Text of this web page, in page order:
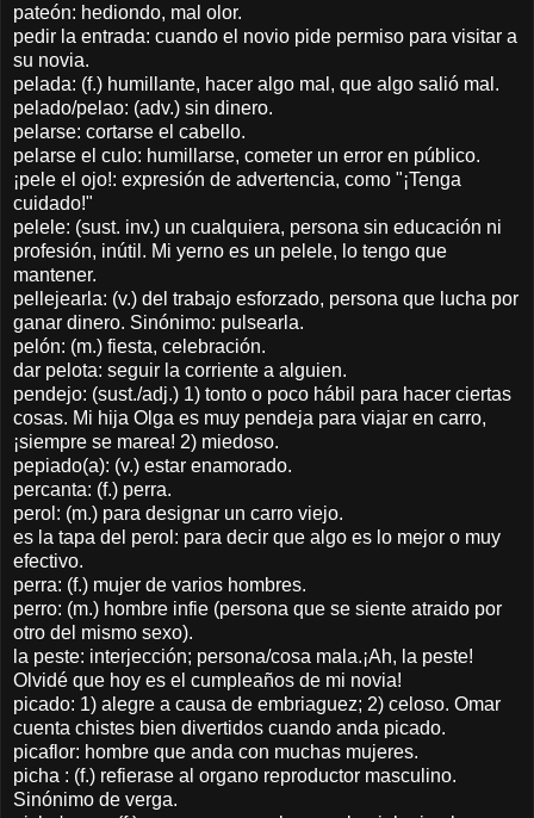
pateón: hediondo, mal olor.
pedir la entrada: cuando el novio pide permiso para visitar a
su novia.
pelada: (f.) humillante, hacer algo mal, que algo salió mal.
pelado/pelao: (adv.) sin dinero.
pelarse: cortarse el cabello.
pelarse el culo: humillarse, cometer un error en público.
¡pele el ojo!: expresión de advertencia, como "¡Tenga
cuidado!"
pelele: (sust. inv.) un cualquiera, persona sin educación ni
profesión, inútil. Mi yerno es un pelele, lo tengo que
mantener.
pellejearla: (v.) del trabajo esforzado, persona que lucha por
ganar dinero. Sinónimo: pulsearla.
pelón: (m.) fiesta, celebración.
dar pelota: seguir la corriente a alguien.
pendejo: (sust./adj.) 1) tonto o poco hábil para hacer ciertas
cosas. Mi hija Olga es muy pendeja para viajar en carro,
¡siempre se marea! 2) miedoso.
pepiado(a): (v.) estar enamorado.
percanta: (f.) perra.
perol: (m.) para designar un carro viejo.
es la tapa del perol: para decir que algo es lo mejor o muy
efectivo.
perra: (f.) mujer de varios hombres.
perro: (m.) hombre infie (persona que se siente atraido por
otro del mismo sexo).
la peste: interjección; persona/cosa mala.¡Ah, la peste!
Olvidé que hoy es el cumpleaños de mi novia!
picado: 1) alegre a causa de embriaguez; 2) celoso. Omar
cuenta chistes bien divertidos cuando anda picado.
picaflor: hombre que anda con muchas mujeres.
picha : (f.) refierase al organo reproductor masculino.
Sinónimo de verga.